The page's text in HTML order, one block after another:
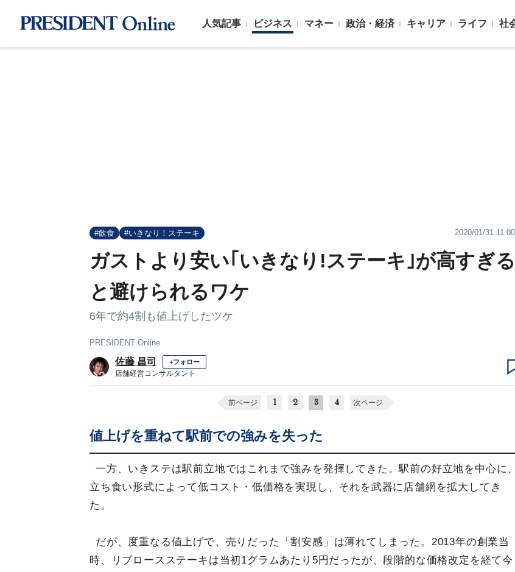
人気記事 ビジネス マネー 政治・経済 キャリア ライフ 社
#飲食 #いきなり！ステーキ 2020/01/31 11:00
ガストより安い｢いきなり!ステーキ｣が高すぎる
と避けられるワケ
6年で約4割も値上げしたツケ
PRESIDENT Online
佐藤 昌司 +フォロー
店舗経営コンサルタント
前ページ 1 2 3 4 次ページ
値上げを重ねて駅前での強みを失った
一方、いきステは駅前立地ではこれまで強みを発揮してきた。駅前の好立地を中心に、
立ち食い形式によって低コスト・低価格を実現し、それを武器に店舗網を拡大してき
た。
だが、度重なる値上げで、売りだった「割安感」は薄れてしまった。2013年の創業当
時、リブロースステーキは当初1グラムあたり5円だったが、段階的な価格改定を経て今